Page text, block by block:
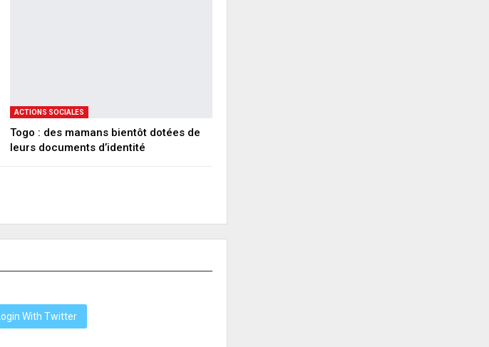
ACTIONS SOCIALES
Togo : des mamans bientôt dotées de
leurs documents d’identité
Login With Twitter